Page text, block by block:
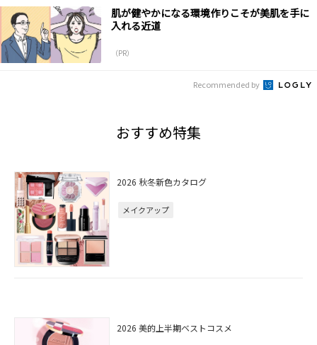
肌が健やかになる環境作りこそが美肌を手に
入れる近道
（PR）
Recommended by
おすすめ特集
2026 秋冬新色カタログ
メイクアップ
2026 美的上半期ベストコスメ